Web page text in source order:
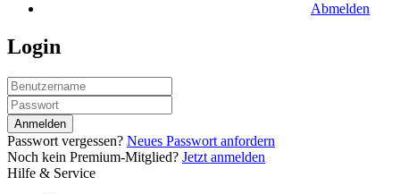
Abmelden
Login
Anmelden
Passwort vergessen? Neues Passwort anfordern
Noch kein Premium-Mitglied? Jetzt anmelden
Hilfe & Service